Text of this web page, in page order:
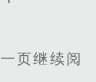
页继续阅